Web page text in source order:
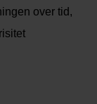
over tid,